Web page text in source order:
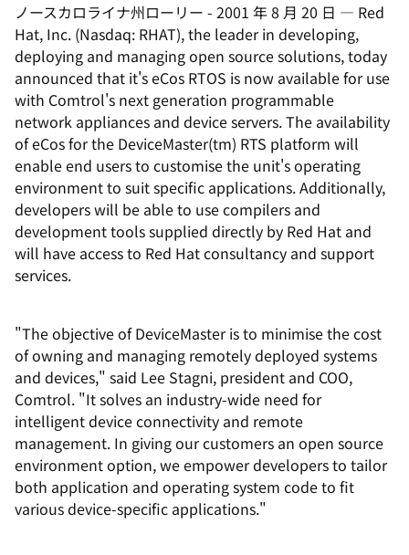
ノースカロライナ州ローリー - 2001 年 8 月 20 日 — Red
Hat, Inc. (Nasdaq: RHAT), the leader in developing,
deploying and managing open source solutions, today
announced that it's eCos RTOS is now available for use
with Comtrol's next generation programmable
network appliances and device servers. The availability
of eCos for the DeviceMaster(tm) RTS platform will
enable end users to customise the unit's operating
environment to suit specific applications. Additionally,
developers will be able to use compilers and
development tools supplied directly by Red Hat and
will have access to Red Hat consultancy and support
services.
"The objective of DeviceMaster is to minimise the cost
of owning and managing remotely deployed systems
and devices," said Lee Stagni, president and COO,
Comtrol. "It solves an industry-wide need for
intelligent device connectivity and remote
management. In giving our customers an open source
environment option, we empower developers to tailor
both application and operating system code to fit
various device-specific applications."